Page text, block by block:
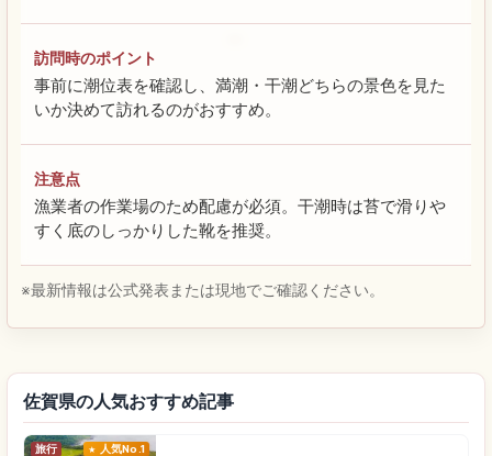
訪問時のポイント
事前に潮位表を確認し、満潮・干潮どちらの景色を見た
いか決めて訪れるのがおすすめ。
注意点
漁業者の作業場のため配慮が必須。干潮時は苔で滑りや
すく底のしっかりした靴を推奨。
※最新情報は公式発表または現地でご確認ください。
佐賀県の人気おすすめ記事
旅行 人気No.1